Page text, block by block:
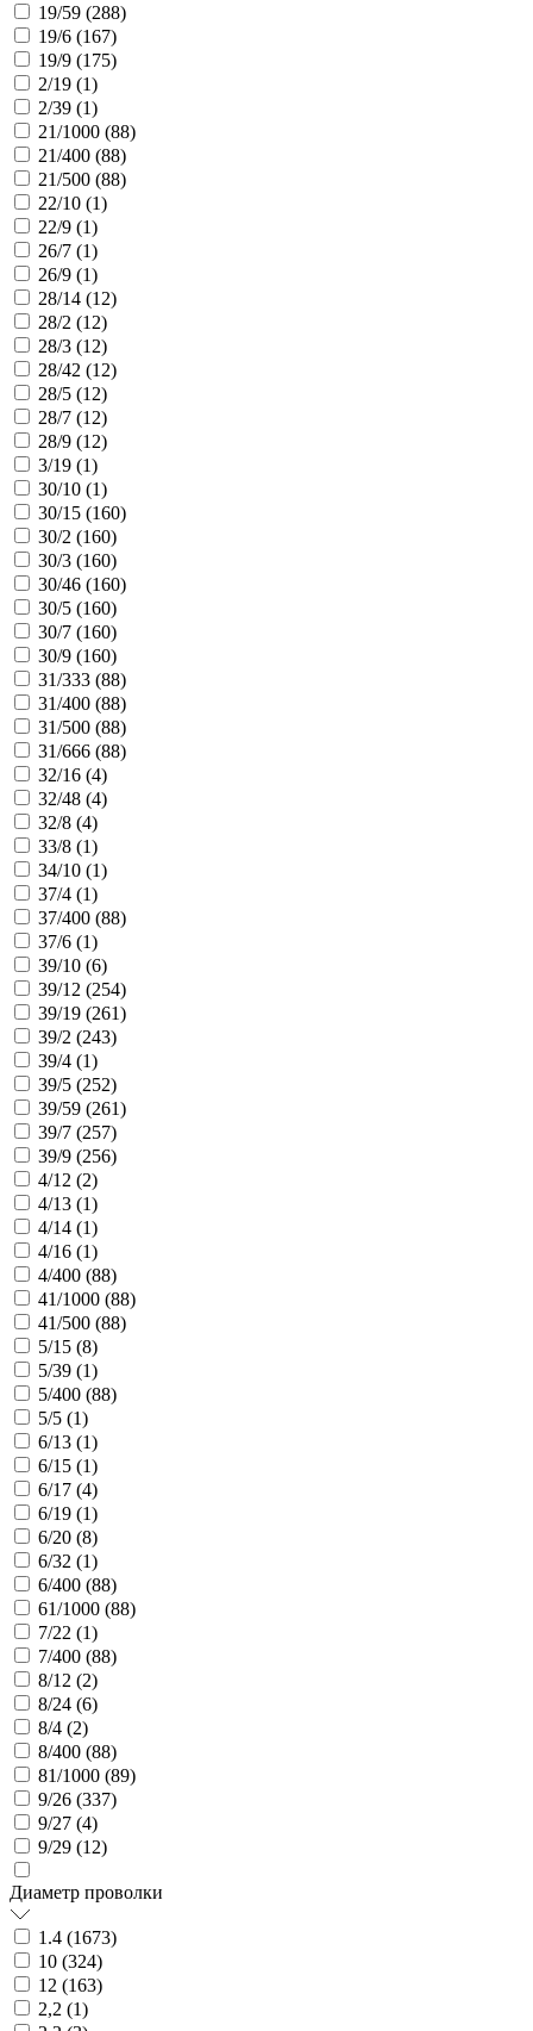
19/59 (288)
19/6 (167)
19/9 (175)
2/19 (1)
2/39 (1)
21/1000 (88)
21/400 (88)
21/500 (88)
22/10 (1)
22/9 (1)
26/7 (1)
26/9 (1)
28/14 (12)
28/2 (12)
28/3 (12)
28/42 (12)
28/5 (12)
28/7 (12)
28/9 (12)
3/19 (1)
30/10 (1)
30/15 (160)
30/2 (160)
30/3 (160)
30/46 (160)
30/5 (160)
30/7 (160)
30/9 (160)
31/333 (88)
31/400 (88)
31/500 (88)
31/666 (88)
32/16 (4)
32/48 (4)
32/8 (4)
33/8 (1)
34/10 (1)
37/4 (1)
37/400 (88)
37/6 (1)
39/10 (6)
39/12 (254)
39/19 (261)
39/2 (243)
39/4 (1)
39/5 (252)
39/59 (261)
39/7 (257)
39/9 (256)
4/12 (2)
4/13 (1)
4/14 (1)
4/16 (1)
4/400 (88)
41/1000 (88)
41/500 (88)
5/15 (8)
5/39 (1)
5/400 (88)
5/5 (1)
6/13 (1)
6/15 (1)
6/17 (4)
6/19 (1)
6/20 (8)
6/32 (1)
6/400 (88)
61/1000 (88)
7/22 (1)
7/400 (88)
8/12 (2)
8/24 (6)
8/4 (2)
8/400 (88)
81/1000 (89)
9/26 (337)
9/27 (4)
9/29 (12)
Диаметр проволки
1.4 (1673)
10 (324)
12 (163)
2,2 (1)